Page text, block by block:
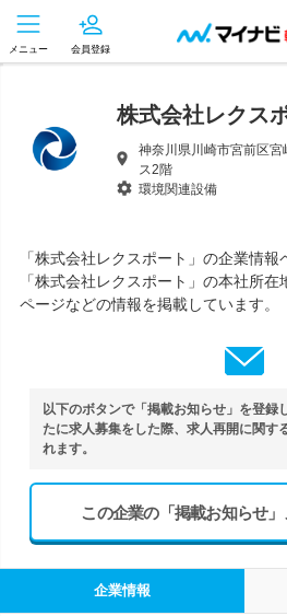
メニュー 会員登録
株式会社レクス
神奈川県川崎市宮前区
ス2階
環境関連設備
「株式会社レクスポート」の企業情報
「株式会社レクスポート」の本社所
ページなどの情報を掲載しています。
以下のボタンで「掲載お知らせ」を登録
たに求人募集をした際、求人再開に関す
れます。
この企業の「掲載お知らせ
企業情報